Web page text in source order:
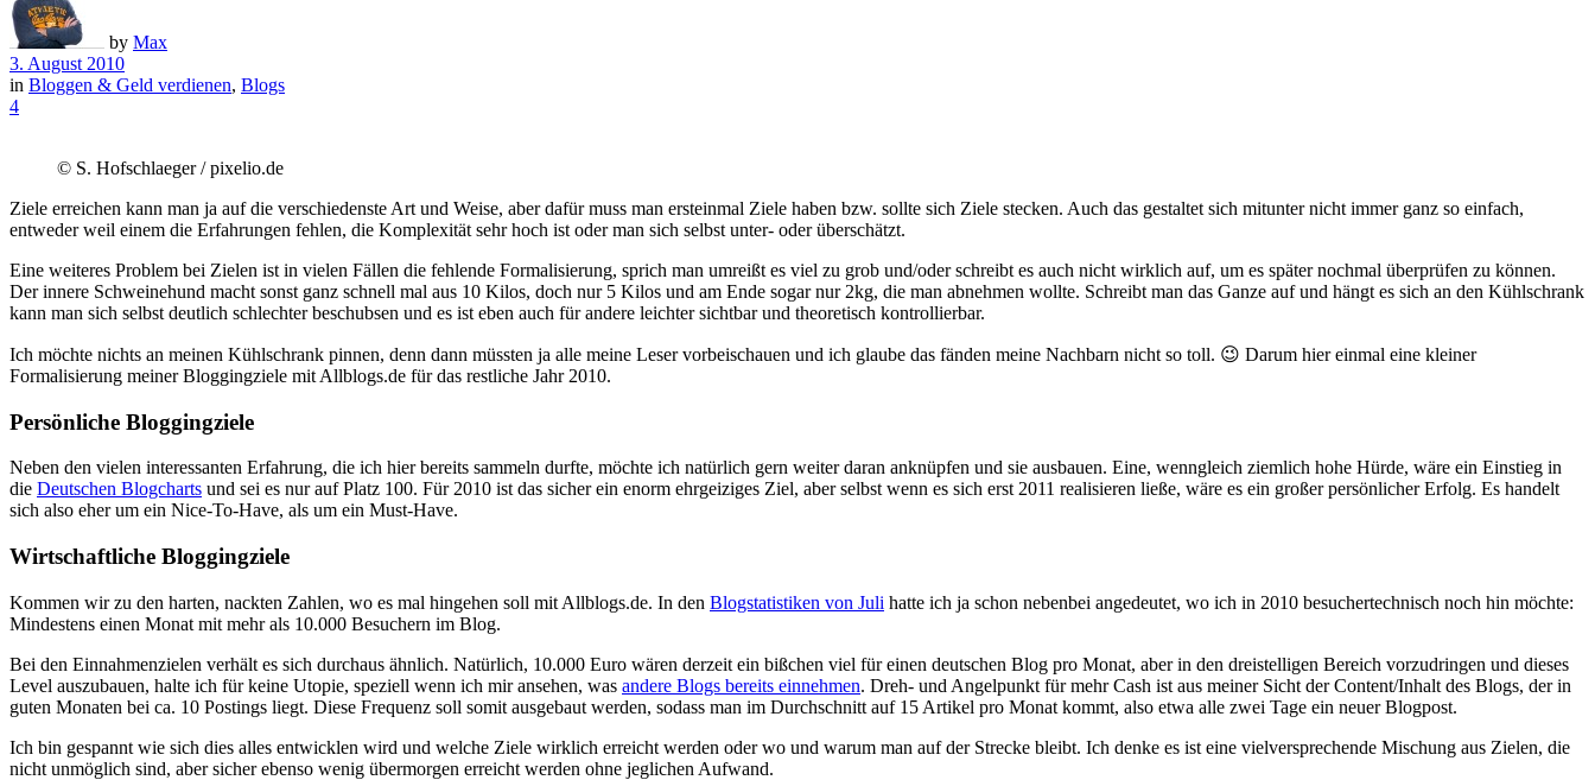
by Max
3. August 2010
in Bloggen & Geld verdienen, Blogs
4
© S. Hofschlaeger / pixelio.de
Ziele erreichen kann man ja auf die verschiedenste Art und Weise, aber dafür muss man ersteinmal Ziele haben bzw. sollte sich Ziele stecken. Auch das gestaltet sich mitunter nicht immer ganz so einfach,
entweder weil einem die Erfahrungen fehlen, die Komplexität sehr hoch ist oder man sich selbst unter- oder überschätzt.
Eine weiteres Problem bei Zielen ist in vielen Fällen die fehlende Formalisierung, sprich man umreißt es viel zu grob und/oder schreibt es auch nicht wirklich auf, um es später nochmal überprüfen zu können.
Der innere Schweinehund macht sonst ganz schnell mal aus 10 Kilos, doch nur 5 Kilos und am Ende sogar nur 2kg, die man abnehmen wollte. Schreibt man das Ganze auf und hängt es sich an den Kühlschrank
kann man sich selbst deutlich schlechter beschubsen und es ist eben auch für andere leichter sichtbar und theoretisch kontrollierbar.
Ich möchte nichts an meinen Kühlschrank pinnen, denn dann müssten ja alle meine Leser vorbeischauen und ich glaube das fänden meine Nachbarn nicht so toll. 😉 Darum hier einmal eine kleiner
Formalisierung meiner Bloggingziele mit Allblogs.de für das restliche Jahr 2010.
Persönliche Bloggingziele
Neben den vielen interessanten Erfahrung, die ich hier bereits sammeln durfte, möchte ich natürlich gern weiter daran anknüpfen und sie ausbauen. Eine, wenngleich ziemlich hohe Hürde, wäre ein Einstieg in
die Deutschen Blogcharts und sei es nur auf Platz 100. Für 2010 ist das sicher ein enorm ehrgeiziges Ziel, aber selbst wenn es sich erst 2011 realisieren ließe, wäre es ein großer persönlicher Erfolg. Es handelt
sich also eher um ein Nice-To-Have, als um ein Must-Have.
Wirtschaftliche Bloggingziele
Kommen wir zu den harten, nackten Zahlen, wo es mal hingehen soll mit Allblogs.de. In den Blogstatistiken von Juli hatte ich ja schon nebenbei angedeutet, wo ich in 2010 besuchertechnisch noch hin möchte:
Mindestens einen Monat mit mehr als 10.000 Besuchern im Blog.
Bei den Einnahmenzielen verhält es sich durchaus ähnlich. Natürlich, 10.000 Euro wären derzeit ein bißchen viel für einen deutschen Blog pro Monat, aber in den dreistelligen Bereich vorzudringen und dieses
Level auszubauen, halte ich für keine Utopie, speziell wenn ich mir ansehen, was andere Blogs bereits einnehmen. Dreh- und Angelpunkt für mehr Cash ist aus meiner Sicht der Content/Inhalt des Blogs, der in
guten Monaten bei ca. 10 Postings liegt. Diese Frequenz soll somit ausgebaut werden, sodass man im Durchschnitt auf 15 Artikel pro Monat kommt, also etwa alle zwei Tage ein neuer Blogpost.
Ich bin gespannt wie sich dies alles entwicklen wird und welche Ziele wirklich erreicht werden oder wo und warum man auf der Strecke bleibt. Ich denke es ist eine vielversprechende Mischung aus Zielen, die
nicht unmöglich sind, aber sicher ebenso wenig übermorgen erreicht werden ohne jeglichen Aufwand.